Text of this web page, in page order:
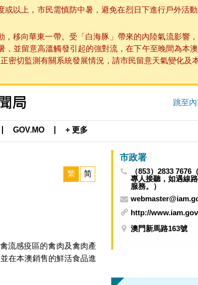
以上，市民需慎防中暑，避免在烈日下進行戶外活
移向華東一帶。受「白海豚」帶來的內陸氣流影響
並留意高溫觸發引起的強對流，在下午至晚間為本澳
密切監測有關系統發展情況，請市民留意天氣變化及
跳至
GOV.MO + 更多
繁 简
流感疫區的禽肉及禽肉產
在本澳銷售的鮮活食品進
市政署
（853）2833 7676
專人接聽，如遇線
服務。）
http://
澳門新馬路163號